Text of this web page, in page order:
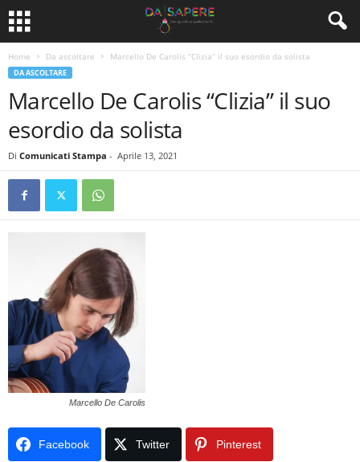
Home Da ascoltare Marcello De Carolis “Clizia” il suo esordio da solista
DA ASCOLTARE
Marcello De Carolis “Clizia” il suo
esordio da solista
Di Comunicati Stampa - Aprile 13, 2021
Marcello De Carolis
Facebook Twitter Pinterest